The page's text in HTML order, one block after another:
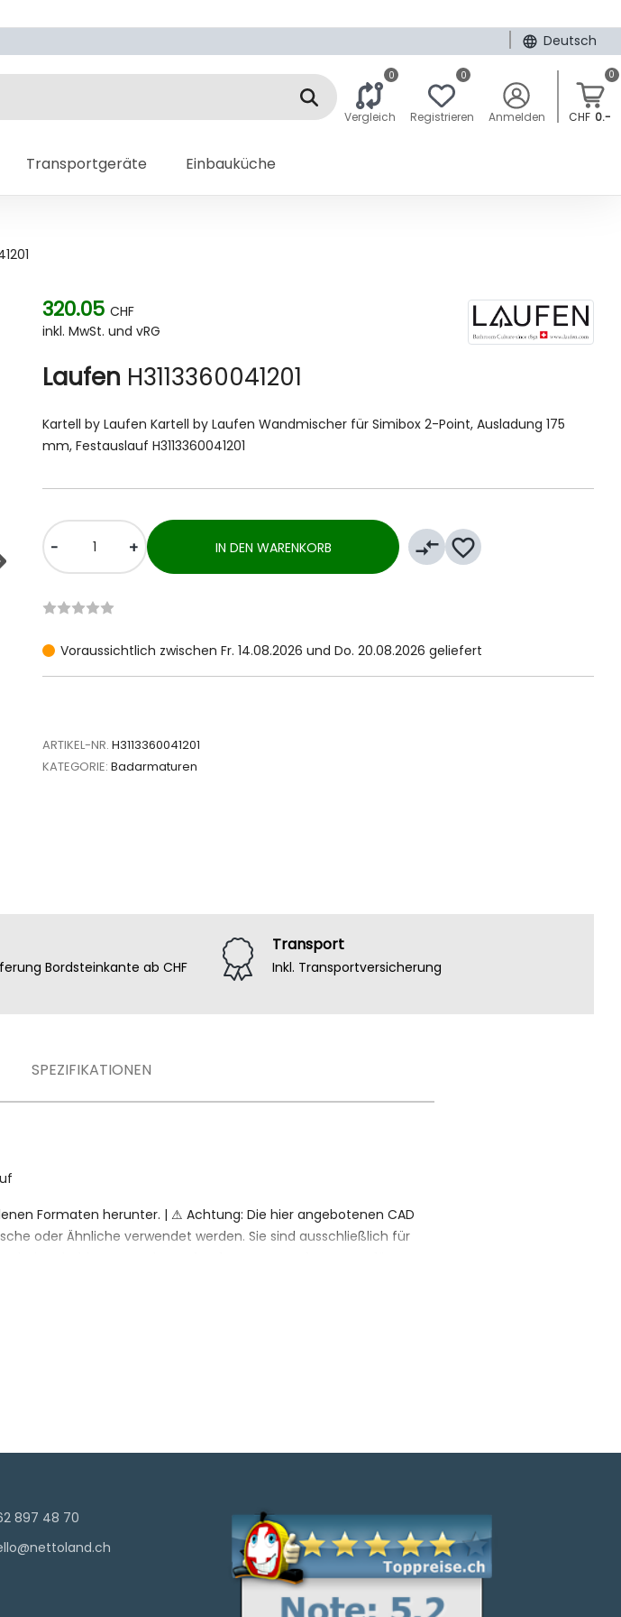
Deutsch
0
Vergleich
0
Registrieren Anmelden
0
CHF 0.-
Transportgeräte Einbauküche
320.05 CHF
inkl. MwSt. und vRG
Laufen H3113360041201
Kartell by Laufen Kartell by Laufen Wandmischer für Simibox 2-Point, Ausladung 175
mm, Festauslauf H3113360041201
- + IN DEN WARENKORB compare_arrows favorite_border
Voraussichtlich zwischen Fr. 14.08.2026 und Do. 20.08.2026 geliefert
ARTIKEL-NR. H3113360041201
KATEGORIE: Badarmaturen
Bordsteinkante ab CHF
Transport
Inkl. Transportversicherung
SPEZIFIKATIONEN
Formaten herunter. | ⚠ Achtung: Die hier angebotenen CAD
oder Ähnliche verwendet werden. Sie sind ausschließlich für
897 48 70